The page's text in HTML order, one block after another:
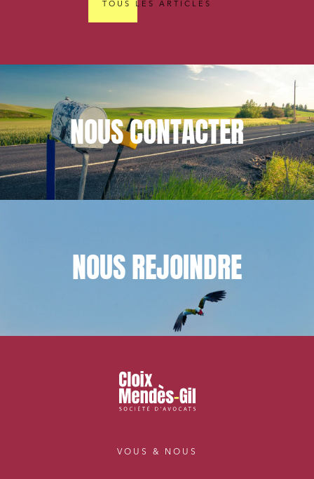
TOUS LES ARTICLES
NOUSCONTACTER
NOUSREJOINDRE
VOUS & NOUS